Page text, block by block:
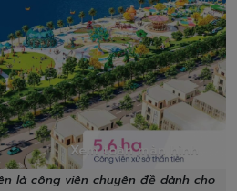
Xem toàn màn hình
là công viên chuyên đề dành cho